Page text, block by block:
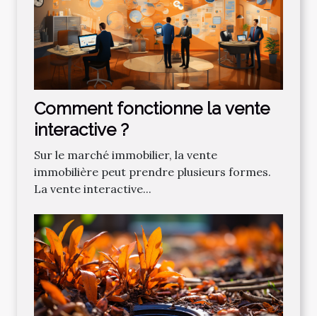
Comment fonctionne la vente
interactive ?
Sur le marché immobilier, la vente
immobilière peut prendre plusieurs formes.
La vente interactive...